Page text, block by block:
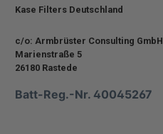
Kase Filters Deutschland
c/o: Armbrüster Consulting GmbH
Marienstraße 5
26180 Rastede
Batt-Reg.-Nr. 40045267